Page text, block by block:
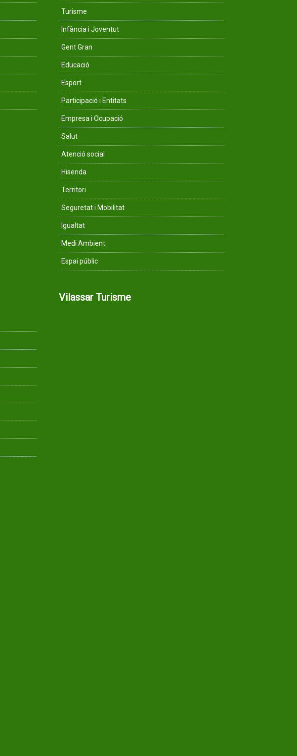
Turisme
Infància i Joventut
Gent Gran
Educació
Esport
Participació i Entitats
Empresa i Ocupació
Salut
Atenció social
Hisenda
Territori
Seguretat i Mobilitat
Igualtat
Medi Ambient
Espai públic
Vilassar Turisme